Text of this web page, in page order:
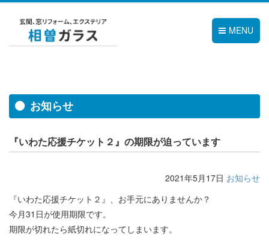
MENU
お知らせ
『いわた応援チケット２』の期限が迫っています
2021年5月17日 お知らせ
『いわた応援チケット２』、お手元にありませんか？
今月31日が使用期限です。
期限が切れたら紙切れになってしまいます。